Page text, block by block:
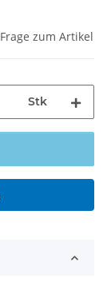
Frage zum Artikel
Stk